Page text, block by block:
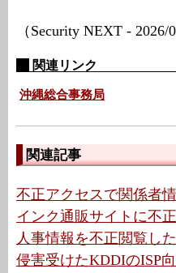
（Security NEXT - 2026/
関連リンク
沖縄総合事務局
関連記事
不正アクセスで関係者
インク通販サイトに不
人事情報を不正閲覧し
侵害受けたKDDIのISP